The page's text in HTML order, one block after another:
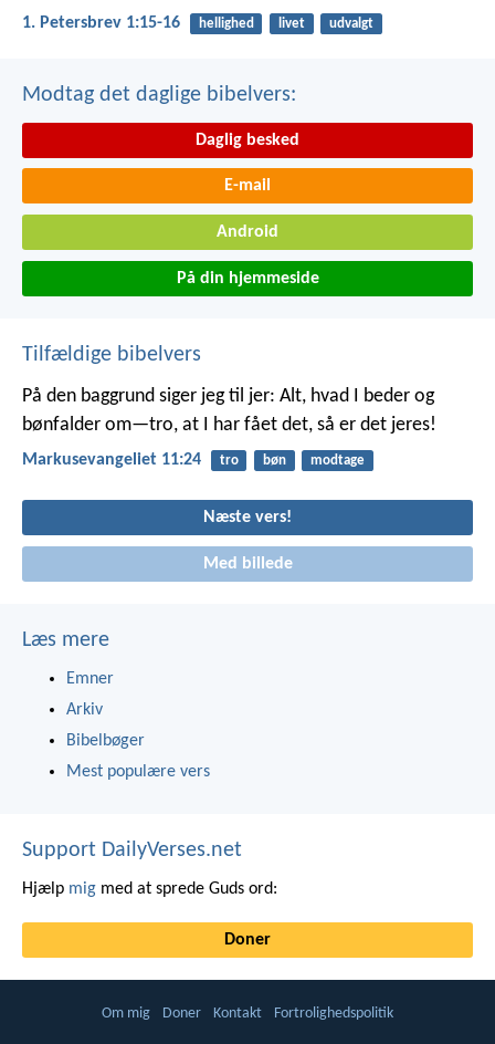
1. Petersbrev 1:15-16 hellighed livet udvalgt
Modtag det daglige bibelvers:
Daglig besked
E-mail
Android
På din hjemmeside
Tilfældige bibelvers
På den baggrund siger jeg til jer: Alt, hvad I beder og
bønfalder om—tro, at I har fået det, så er det jeres!
Markusevangeliet 11:24 tro bøn modtage
Næste vers!
Med billede
Læs mere
Emner
Arkiv
Bibelbøger
Mest populære vers
Support DailyVerses.net
Hjælp mig med at sprede Guds ord:
Doner
Om mig Doner Kontakt Fortrolighedspolitik